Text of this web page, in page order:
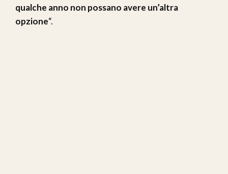
qualche anno non possano avere un’altra
opzione“.